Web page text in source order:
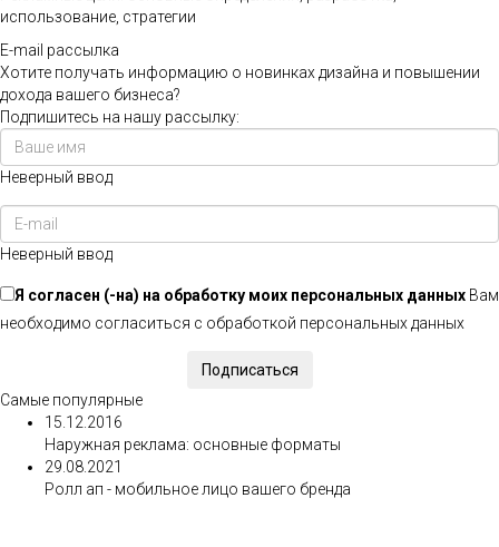
использование, стратегии
E-mail рассылка
Хотите получать информацию о новинках дизайна и повышении
дохода вашего бизнеса?
Подпишитесь на нашу рассылку:
Неверный ввод
Неверный ввод
Я согласен (-на) на обработку моих персональных данных Вам
необходимо согласиться с обработкой персональных данных
Самые популярные
15.12.2016
Наружная реклама: основные форматы
29.08.2021
Ролл ап - мобильное лицо вашего бренда